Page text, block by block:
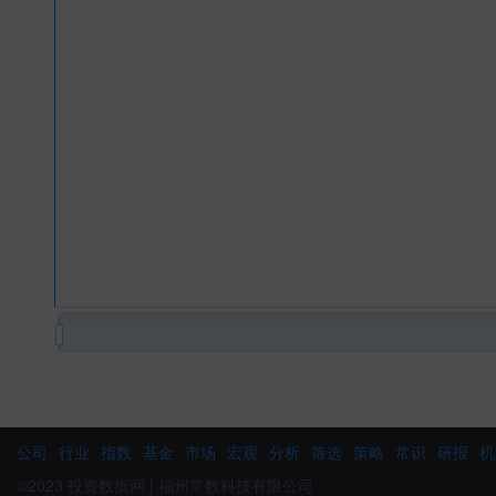
公司 行业 指数 基金 市场 宏观 分析 筛选 策略 常识 研报
©2023 投资数据网 | 福州常数科技有限公司